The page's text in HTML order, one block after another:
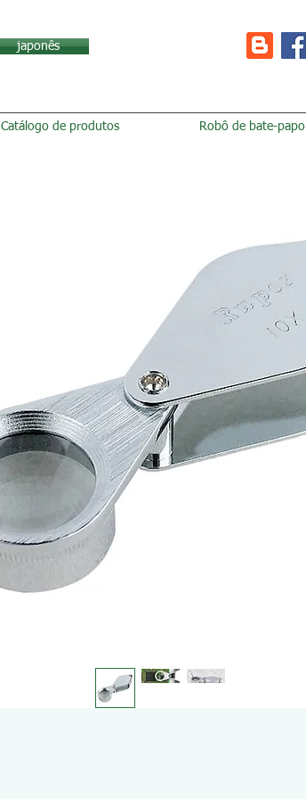
japonês
Catálogo de produtos Robô de bate-papo